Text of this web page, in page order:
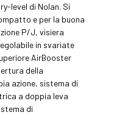
level di Nolan. Si
e per la buona
P/J, visiera
in svariate
AirBooster
della
azione, sistema di
a doppia leva
di